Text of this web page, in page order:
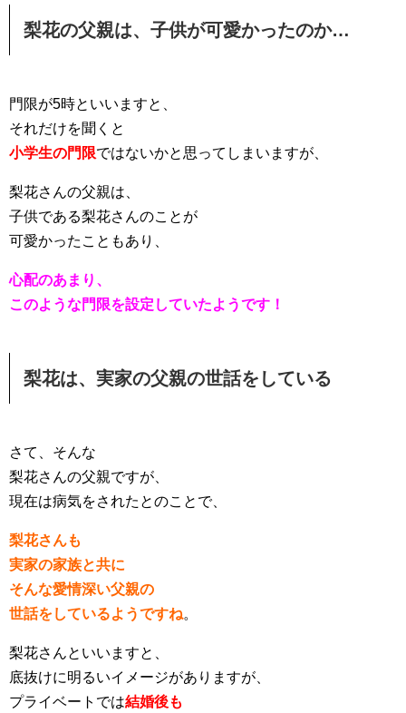
梨花の父親は、子供が可愛かったのか…
門限が5時といいますと、
それだけを聞くと
小学生の門限ではないかと思ってしまいますが、
梨花さんの父親は、
子供である梨花さんのことが
可愛かったこともあり、
心配のあまり、
このような門限を設定していたようです！
梨花は、実家の父親の世話をしている
さて、そんな
梨花さんの父親ですが、
現在は病気をされたとのことで、
梨花さんも
実家の家族と共に
そんな愛情深い父親の
世話をしているようですね。
梨花さんといいますと、
底抜けに明るいイメージがありますが、
プライベートでは結婚後も